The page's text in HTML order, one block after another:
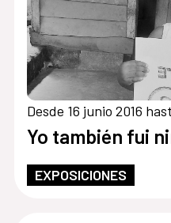
Desde 16 junio 2016
Yo también fui
EXPOSICIONES